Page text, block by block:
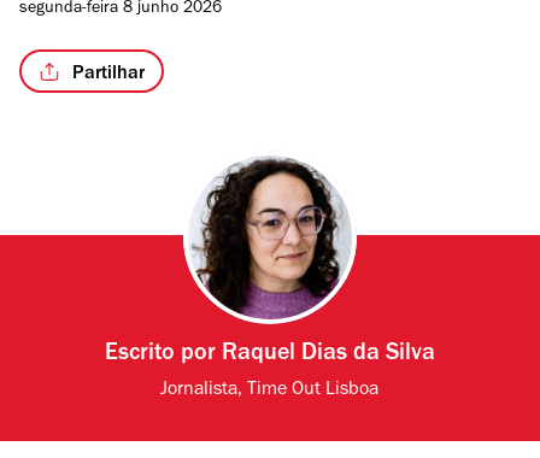
segunda-feira 8 junho 2026
Partilhar
Escrito por Raquel Dias da Silva
Jornalista, Time Out Lisboa